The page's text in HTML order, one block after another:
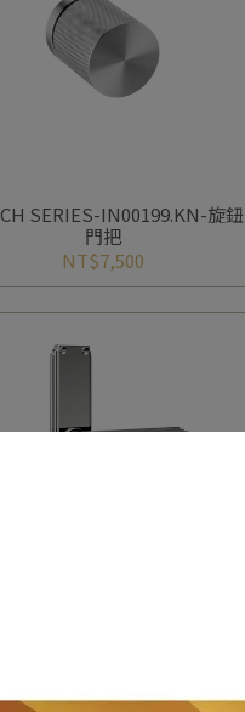
SERIES-IN00199.KN-旋鈕
門把
NT$7,500
NT$19,650